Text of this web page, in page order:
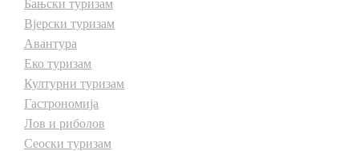
Списак дестинација
Мапа дестинација
Манифестације
Смјештај
Бањски туризам
Вјерски туризам
Авантура
Еко туризам
Културни туризам
Гастрономија
Лов и риболов
Сеоски туризам
Списак дестинација
Мапа дестинација
Манифестације
Смјештај